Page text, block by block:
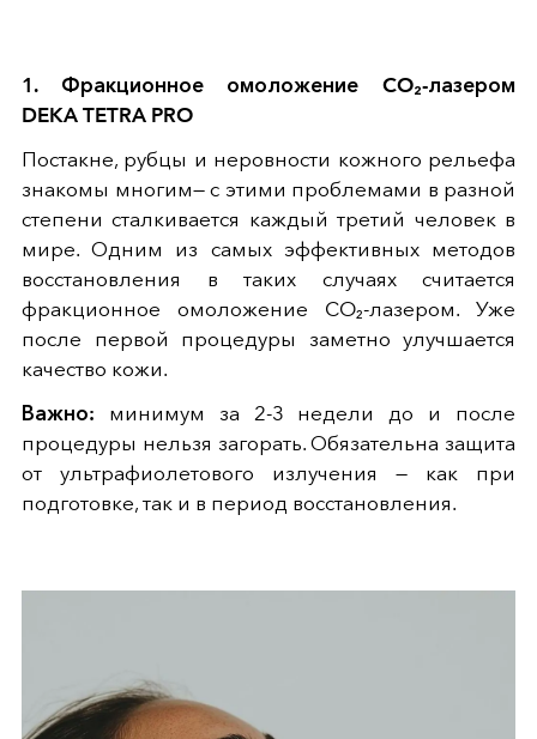
1. Фракционное омоложение CO₂-лазером
DEKA TETRA PRO
Постакне, рубцы и неровности кожного рельефа
знакомы многим— с этими проблемами в разной
степени сталкивается каждый третий человек в
мире. Одним из самых эффективных методов
восстановления в таких случаях считается
фракционное омоложение CO₂-лазером. Уже
после первой процедуры заметно улучшается
качество кожи.
Важно: минимум за 2-3 недели до и после
процедуры нельзя загорать. Обязательна защита
от ультрафиолетового излучения — как при
подготовке, так и в период восстановления.